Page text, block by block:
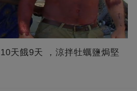
天餓9天 ，涼拌牡蠣鹽焗堅